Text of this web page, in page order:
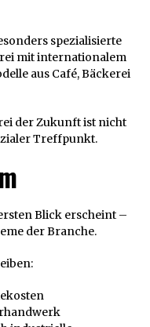
spezialisierte
mit internationalem
aus Café, Bäckerei
der Zukunft ist nicht
Treffpunkt.
Blick erscheint –
der Branche.